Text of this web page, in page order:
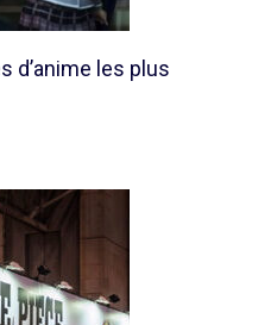
d’anime les plus